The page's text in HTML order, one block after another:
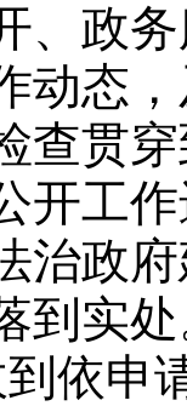
、政
动态
查贯
开工
治政
到实
到依申